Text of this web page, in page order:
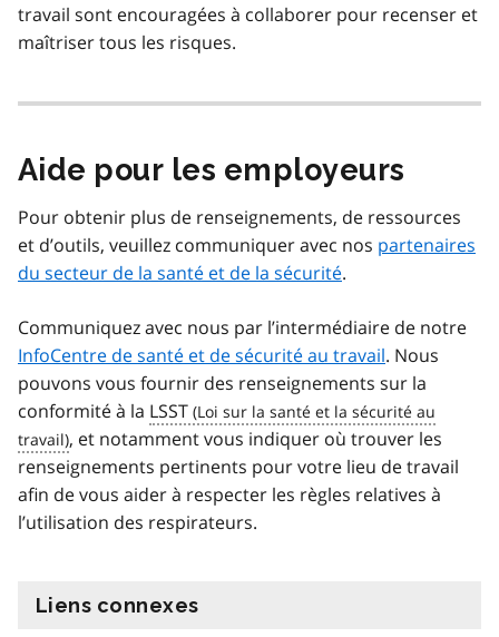
travail sont encouragées à collaborer pour recenser et
maîtriser tous les risques.
Aide pour les employeurs
Pour obtenir plus de renseignements, de ressources
et d’outils, veuillez communiquer avec nos partenaires
du secteur de la santé et de la sécurité.
Communiquez avec nous par l’intermédiaire de notre
InfoCentre de santé et de sécurité au travail. Nous
pouvons vous fournir des renseignements sur la
conformité à la LSST
, et notamment vous indiquer où trouver les
renseignements pertinents pour votre lieu de travail
afin de vous aider à respecter les règles relatives à
l’utilisation des respirateurs.
Liens connexes